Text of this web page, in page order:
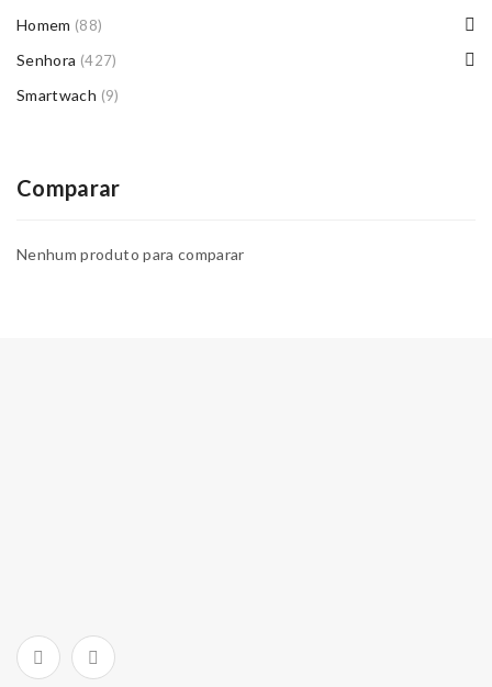
Homem (88)
Senhora (427)
Smartwach (9)
Comparar
Nenhum produto para comparar